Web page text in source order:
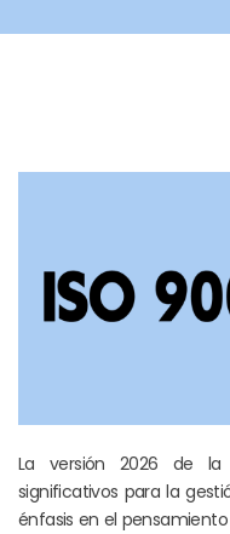
La versión 2026 de la
significativos para la
énfasis en el